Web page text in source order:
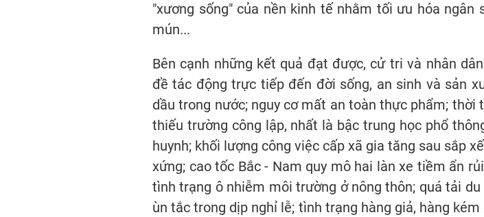
"xương sống" của nền kinh tế nhằm tối ưu hóa
mún...
Bên cạnh những kết quả đạt được, cử tri và nhân
đề tác động trực tiếp đến đời sống, an sinh và sản
dầu trong nước; nguy cơ mất an toàn thực phẩm;
thiếu trường công lập, nhất là bậc trung học phổ
huynh; khối lượng công việc cấp xã gia tăng sau sắp
xứng; cao tốc Bắc - Nam quy mô hai làn xe tiềm ẩn
tình trạng ô nhiễm môi trường ở nông thôn; quá tải
ùn tắc trong dịp nghỉ lễ; tình trạng hàng giả, hàng